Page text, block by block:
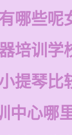
哪些呢
培训学
提琴比
中心哪